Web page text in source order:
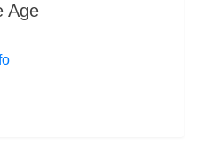
Age